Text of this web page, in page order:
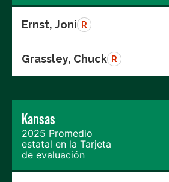
Ernst, Joni R
Grassley, Chuck R
Kansas
2025 Promedio
estatal en la Tarjeta
de evaluación